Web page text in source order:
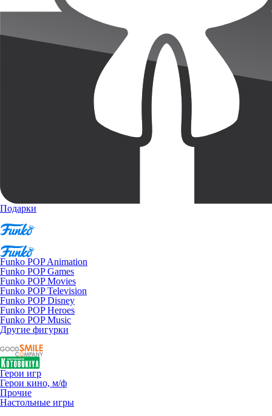
Подарки
Funko POP Animation
Funko POP Games
Funko POP Movies
Funko POP Television
Funko POP Disney
Funko POP Heroes
Funko POP Music
Другие фигурки
Герои игр
Герои кино, м/ф
Прочие
Настольные игры